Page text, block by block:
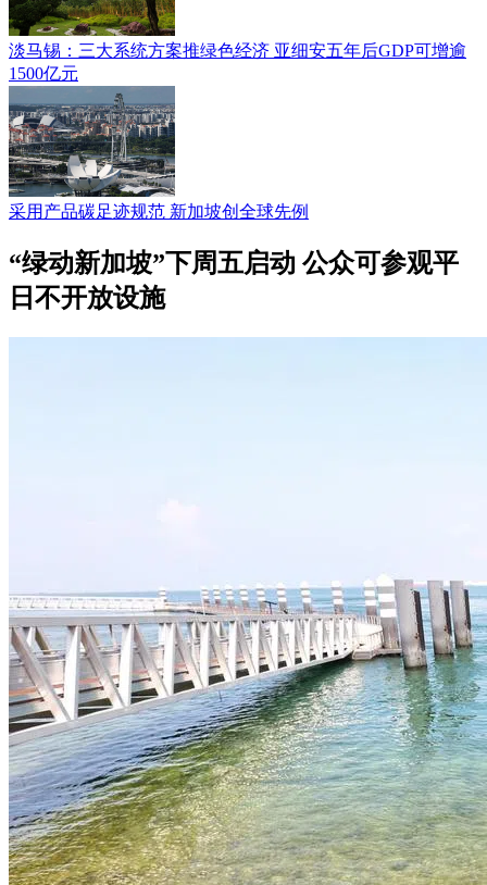
淡马锡：三大系统方案推绿色经济 亚细安五年后GDP可增逾
1500亿元
采用产品碳足迹规范 新加坡创全球先例
“绿动新加坡”下周五启动 公众可参观平
日不开放设施